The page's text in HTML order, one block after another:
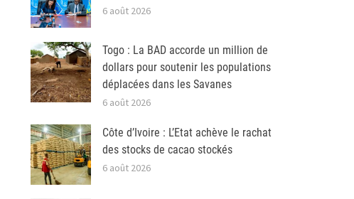
6 août 2026
Togo : La BAD accorde un million de
dollars pour soutenir les populations
déplacées dans les Savanes
6 août 2026
Côte d’Ivoire : L’Etat achève le rachat
des stocks de cacao stockés
6 août 2026